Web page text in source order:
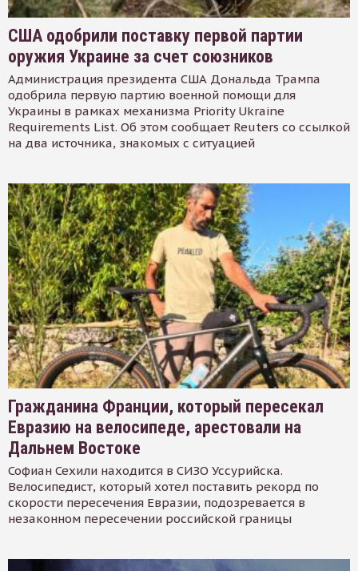
США одобрили поставку первой партии
оружия Украине за счет союзников
Администрация президента США Дональда Трампа
одобрила первую партию военной помощи для
Украины в рамках механизма Priority Ukraine
Requirements List. Об этом сообщает Reuters со ссылкой
на два источника, знакомых с ситуацией
Гражданина Франции, который пересекал
Евразию на велосипеде, арестовали на
Дальнем Востоке
Софиан Сехили находится в СИЗО Уссурийска.
Велосипедист, который хотел поставить рекорд по
скорости пересечения Евразии, подозревается в
незаконном пересечении российской границы